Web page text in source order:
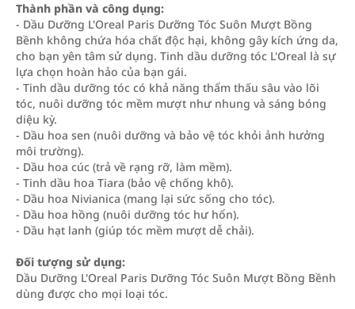
Thành phần và công dụng:
- Dầu Dưỡng L'Oreal Paris Dưỡng Tóc Suôn Mượt Bồng
Bềnh không chứa hóa chất độc hại, không gây kích ứng da,
cho bạn yên tâm sử dụng. Tinh dầu dưỡng tóc L'Oreal là sự
lựa chọn hoàn hảo của bạn gái.
- Tinh dầu dưỡng tóc có khả năng thẩm thấu sâu vào lõi
tóc, nuôi dưỡng tóc mềm mượt như nhung và sáng bóng
diệu kỳ.
- Dầu hoa sen (nuôi dưỡng và bảo vệ tóc khỏi ảnh hưởng
môi trường).
- Dầu hoa cúc (trả về rạng rỡ, làm mềm).
- Tinh dầu hoa Tiara (bảo vệ chống khô).
- Dầu hoa Nivianica (mang lại sức sống cho tóc).
- Dầu hoa hồng (nuôi dưỡng tóc hư hổn).
- Dầu hạt lanh (giúp tóc mềm mượt dễ chải).
Đối tượng sử dụng:
Dầu Dưỡng L'Oreal Paris Dưỡng Tóc Suôn Mượt Bồng Bềnh
dùng được cho mọi loại tóc.